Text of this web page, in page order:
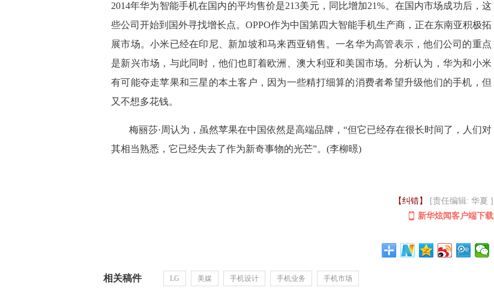
2014年华为智能手机在国内的平均售价是213美元，同比增加21%。在国内市场成功后，这
些公司开始到国外寻找增长点。OPPO作为中国第四大智能手机生产商，正在东南亚积极拓
展市场。小米已经在印尼、新加坡和马来西亚销售。一名华为高管表示，他们公司的重点
是新兴市场，与此同时，他们也盯着欧洲、澳大利亚和美国市场。分析认为，华为和小米
有可能夺走苹果和三星的本土客户，因为一些精打细算的消费者希望升级他们的手机，但
又不想多花钱。
梅丽莎·周认为，虽然苹果在中国依然是高端品牌，“但它已经存在很长时间了，人们对
其相当熟悉，它已经失去了作为新奇事物的光芒”。(李柳暻)
【纠错】
[责任编辑: 华夏 ]
新华炫闻客户端下载
相关稿件 LG 美媒 手机设计 手机业务 手机市场